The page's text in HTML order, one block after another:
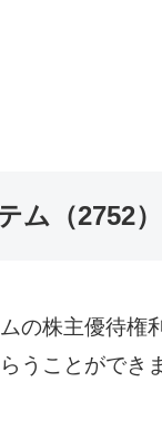
ム（2752
の株主優待
うことができ